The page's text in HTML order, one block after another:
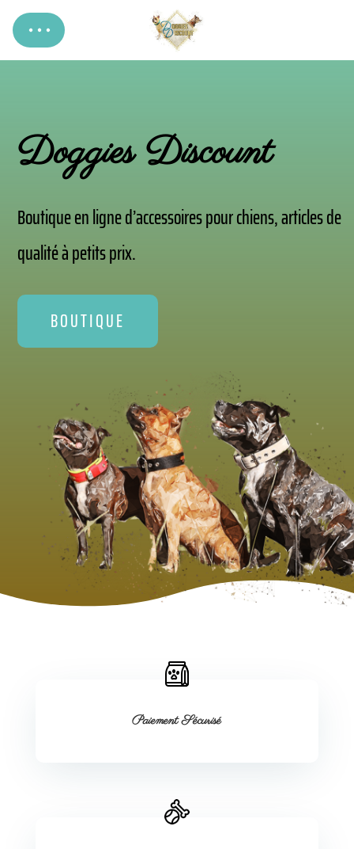
Doggies Discount
Boutique en ligne d’accessoires pour chiens, articles de
qualité à petits prix.
BOUTIQUE
Paiement Sécurisé